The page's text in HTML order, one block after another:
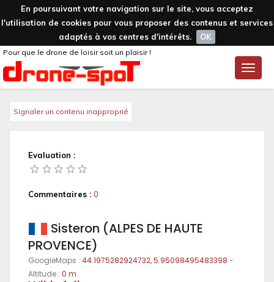
En poursuivant votre navigation sur le site, vous acceptez
l'utilisation de cookies pour vous proposer des contenus et services
adaptés à vos centres d'intérêts.
OK
Toggle
Pour que le drone de loisir soit un plaisir !
Signaler un contenu inapproprié
Evaluation :
Commentaires : 0
Sisteron (ALPES DE HAUTE
PROVENCE)
GoogleMaps : 44.1975282924732, 5.95098495483398 -
Altitude : 0 m.